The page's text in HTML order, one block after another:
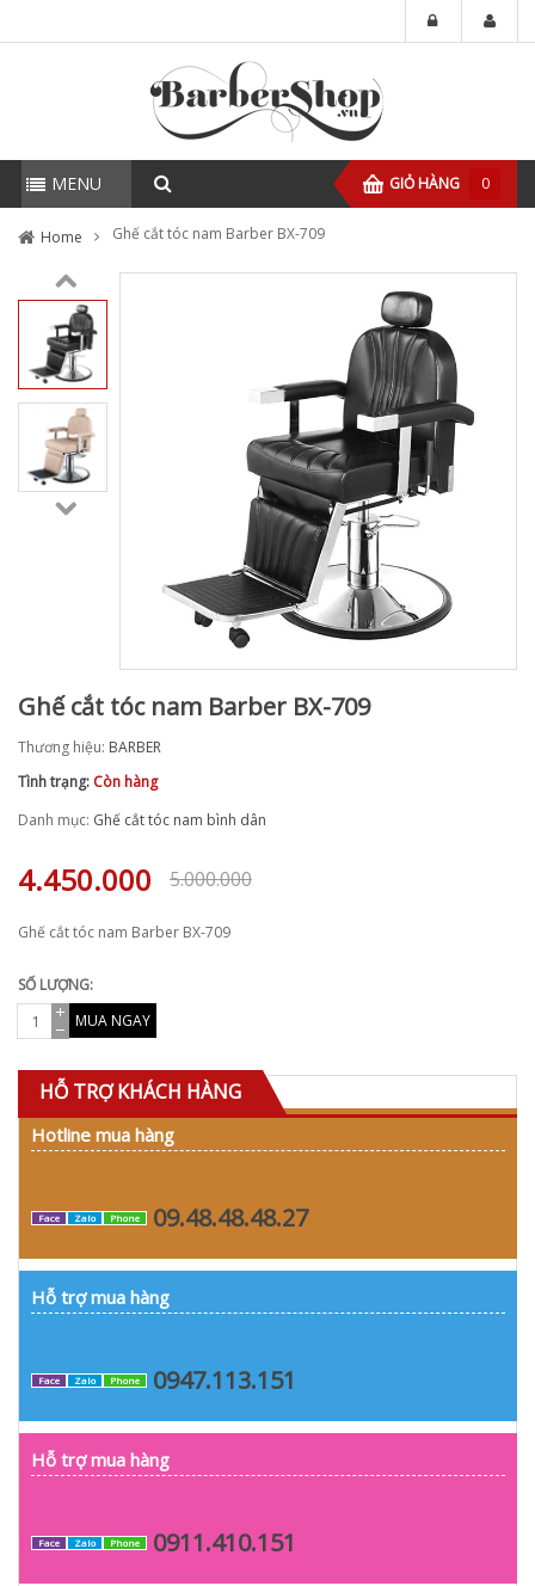
MENU GIỎ HÀNG 0
Home Ghế cắt tóc nam Barber BX-709
Ghế cắt tóc nam Barber BX-709
Thương hiệu: BARBER
Tình trạng: Còn hàng
Danh mục: Ghế cắt tóc nam bình dân
5.000.000
4.450.000
Ghế cắt tóc nam Barber BX-709
SỐ LƯỢNG:
MUA NGAY
HỖ TRỢ KHÁCH HÀNG
Hotline mua hàng
Face Zalo Phone 09.48.48.48.27
Hỗ trợ mua hàng
Face Zalo Phone 0947.113.151
Hỗ trợ mua hàng
Face Zalo Phone 0911.410.151